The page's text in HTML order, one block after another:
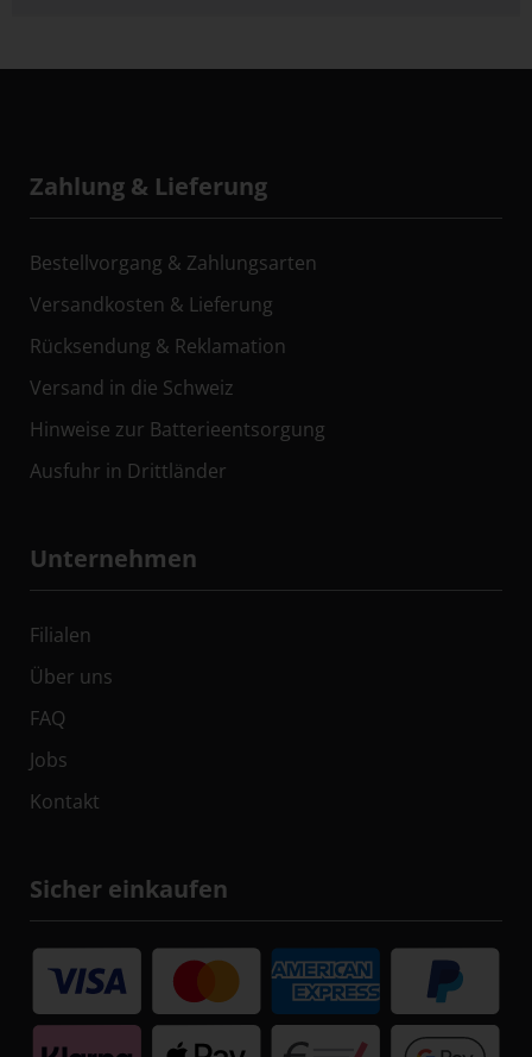
Zahlung & Lieferung
Bestellvorgang & Zahlungsarten
Versandkosten & Lieferung
Rücksendung & Reklamation
Versand in die Schweiz
Hinweise zur Batterieentsorgung
Ausfuhr in Drittländer
Unternehmen
Filialen
Über uns
FAQ
Jobs
Kontakt
Sicher einkaufen